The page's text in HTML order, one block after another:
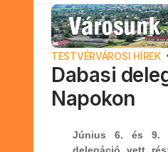
TESTVÉRVÁROSI HÍREK
Dabasi
Napokon
Június 6. és 9.